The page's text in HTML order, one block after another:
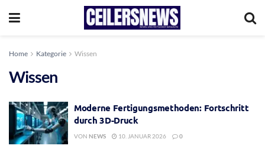
Home Kategorie Wissen
Wissen
Moderne Fertigungsmethoden: Fortschritt
durch 3D-Druck
VON NEWS 10. JANUAR 2026 0